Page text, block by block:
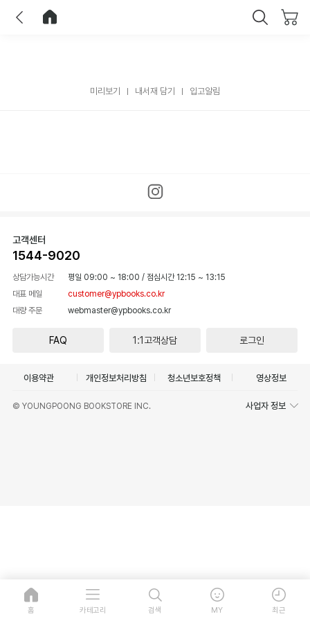
미리보기 내서재 담기 입고알림
고객센터
1544-9020
상담가능시간 평일 09:00 ~ 18:00 / 점심시간 12:15 ~ 13:15
대표 메일
customer@ypbooks.co.kr
대량 주문
webmaster@ypbooks.co.kr
FAQ 1:1고객상담 로그인
이용약관 개인정보처리방침 청소년보호정책 영상정보
© YOUNGPOONG BOOKSTORE INC. 사업자 정보
홈 카테고리 검색 MY 최근